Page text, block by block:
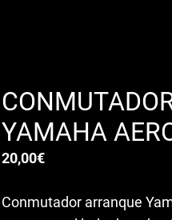
YAMAHA
20,00€
Conmutador arranque